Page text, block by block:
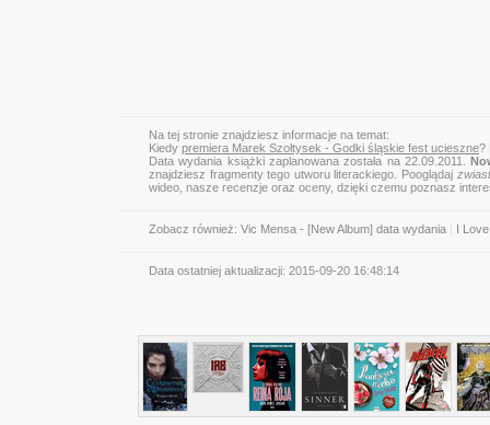
Na tej stronie znajdziesz informacje na temat:
Kiedy premiera Marek Szołtysek - Godki śląskie fest ucieszne?
Data wydania książki zaplanowana została na 22.09.2011.
znajdziesz fragmenty tego utworu literackiego. Pooglądaj
wideo, nasze recenzje oraz oceny, dzięki czemu poznasz
Zobacz również: Vic Mensa - [New Album] data wydania I
Data ostatniej aktualizacji: 2015-09-20 16:48:14